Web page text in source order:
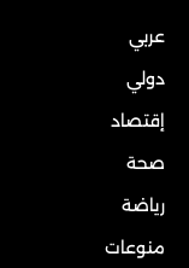
عربي
دولي
إقتصاد
صحة
رياضة
منوعات